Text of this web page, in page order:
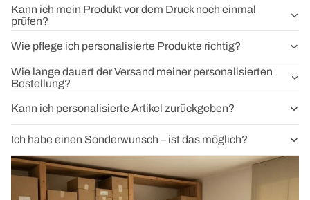
Kann ich mein Produkt vor dem Druck noch einmal
prüfen?
Wie pflege ich personalisierte Produkte richtig?
Wie lange dauert der Versand meiner personalisierten
Bestellung?
Kann ich personalisierte Artikel zurückgeben?
Ich habe einen Sonderwunsch – ist das möglich?